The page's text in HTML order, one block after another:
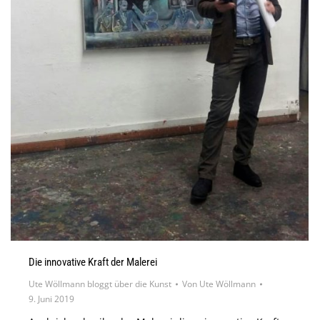
Die innovative Kraft der Malerei
Ute Wöllmann bloggt über die Kunst Von Ute Wöllmann
9. Juni 2019